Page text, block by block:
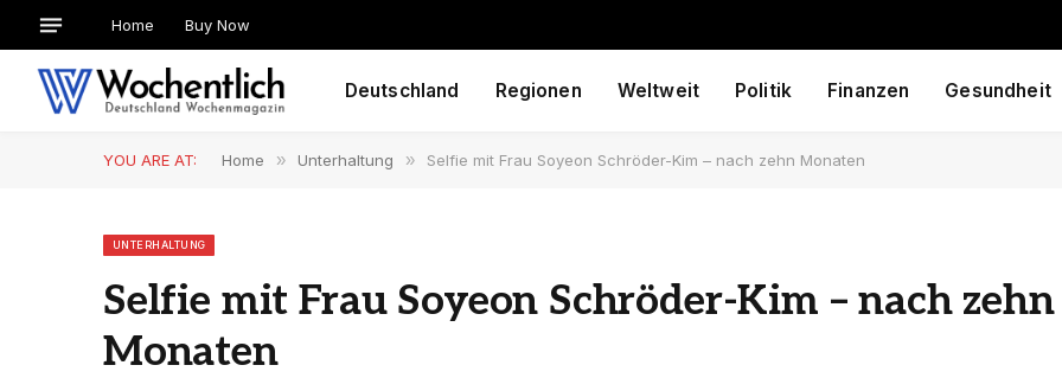
Home Buy Now
Deutschland Regionen Weltweit Politik Finanzen Gesundheit
YOU ARE AT: Home » Unterhaltung » Selfie mit Frau Soyeon Schröder-Kim – nach zehn Monaten
UNTERHALTUNG
Selfie mit Frau Soyeon Schröder-Kim – nach zehn
Monaten